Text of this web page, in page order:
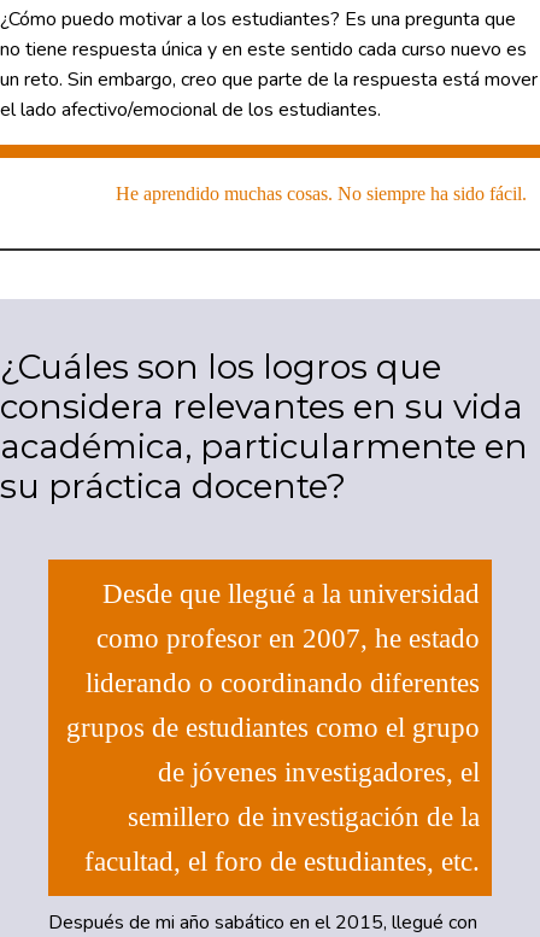
¿Cómo puedo motivar a los estudiantes? Es una pregunta que
no tiene respuesta única y en este sentido cada curso nuevo es
un reto. Sin embargo, creo que parte de la respuesta está mover
el lado afectivo/emocional de los estudiantes.
He aprendido muchas cosas. No siempre ha sido fácil.
¿Cuáles son los logros que
considera relevantes en su vida
académica, particularmente en
su práctica docente?
Desde que llegué a la universidad
como profesor en 2007, he estado
liderando o coordinando diferentes
grupos de estudiantes como el grupo
de jóvenes investigadores, el
semillero de investigación de la
facultad, el foro de estudiantes, etc.
Después de mi año sabático en el 2015, llegué con